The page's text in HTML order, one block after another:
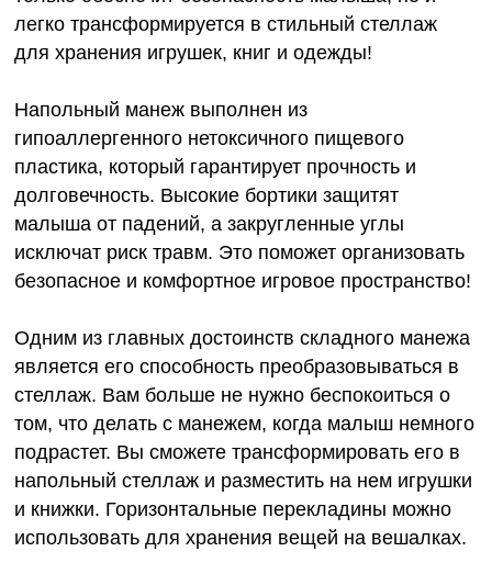
легко трансформируется в стильный стеллаж
для хранения игрушек, книг и одежды!
Напольный манеж выполнен из
гипоаллергенного нетоксичного пищевого
пластика, который гарантирует прочность и
долговечность. Высокие бортики защитят
малыша от падений, а закругленные углы
исключат риск травм. Это поможет организовать
безопасное и комфортное игровое пространство!
Одним из главных достоинств складного манежа
является его способность преобразовываться в
стеллаж. Вам больше не нужно беспокоиться о
том, что делать с манежем, когда малыш немного
подрастет. Вы сможете трансформировать его в
напольный стеллаж и разместить на нем игрушки
и книжки. Горизонтальные перекладины можно
использовать для хранения вещей на вешалках.